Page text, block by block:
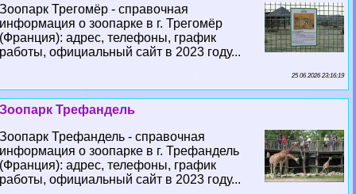
Зоопарк Трегомёр - справочная
информация о зоопарке в г. Трегомёр
(Франция): адрес, телефоны, график
работы, официальный сайт в 2023 году...
25 06 2026 23:16:19
Зоопарк Трефандель
Зоопарк Трефандель - справочная
информация о зоопарке в г. Трефандель
(Франция): адрес, телефоны, график
работы, официальный сайт в 2023 году...